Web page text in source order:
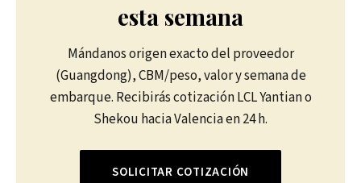
esta semana
Mándanos origen exacto del proveedor
(Guangdong), CBM/peso, valor y semana de
embarque. Recibirás cotización LCL Yantian o
Shekou hacia Valencia en 24 h.
SOLICITAR COTIZACIÓN